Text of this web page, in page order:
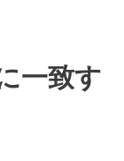
一致す